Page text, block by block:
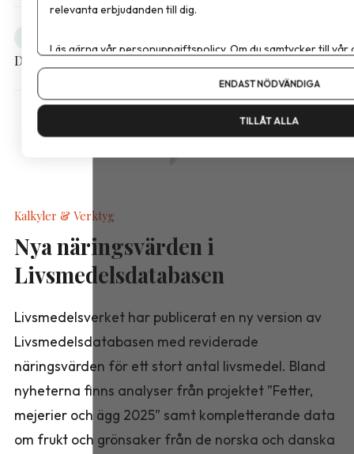
Dela artikeln
Kalkyler & Verktyg
Nya näringsvärden i
Livsmedelsdatabasen
Livsmedelsverket har publicerat en ny version av
Livsmedelsdatabasen med reviderade
näringsvärden för ett stort antal livsmedel. Bland
nyheterna finns analyser från projektet ”Fetter,
mejerier och ägg 2025” samt kompletterande data
om frukt och grönsaker från de norska och danska
relevanta erbjudanden till dig.
Läs gärna vårpersonuppgiftspolicy. Om du samtycker till vår
Om du vill ändra ditt val i efterhand hittar du den möjligheten
ENDAST NÖDVÄNDIGA
TILLÅT ALLA